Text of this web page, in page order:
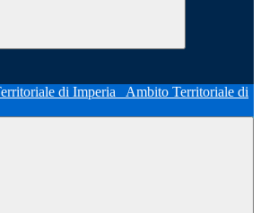
Ambito Territoriale di